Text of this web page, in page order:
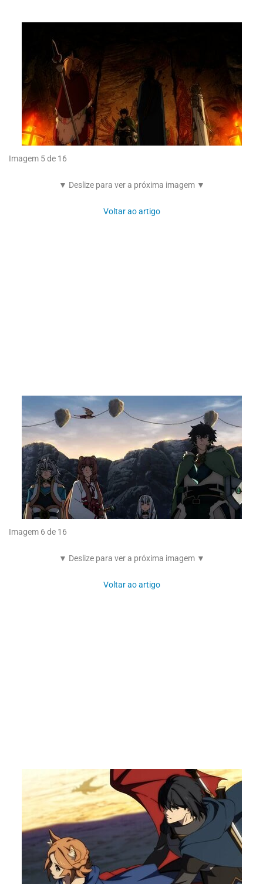
Imagem 5 de 16
▼ Deslize para ver a próxima imagem ▼
Voltar ao artigo
Imagem 6 de 16
▼ Deslize para ver a próxima imagem ▼
Voltar ao artigo